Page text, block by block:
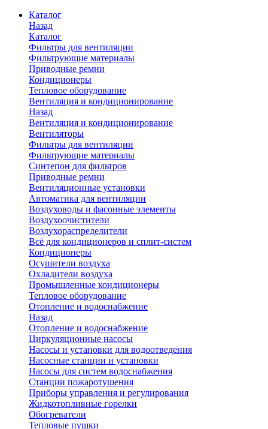
Каталог
Назад
Каталог
Фильтры для вентиляции
Фильтрующие материалы
Приводные ремни
Кондиционеры
Тепловое оборудование
Вентиляция и кондиционирование
Назад
Вентиляция и кондиционирование
Вентиляторы
Фильтры для вентиляции
Фильтрующие материалы
Синтепон для фильтров
Приводные ремни
Вентиляционные установки
Автоматика для вентиляции
Воздуховоды и фасонные элементы
Воздухоочистители
Воздухораспределители
Всё для кондиционеров и сплит-систем
Кондиционеры
Осушители воздуха
Охладители воздуха
Промышленные кондиционеры
Тепловое оборудование
Отопление и водоснабжение
Назад
Отопление и водоснабжение
Циркуляционные насосы
Насосы и установки для водоотведения
Насосные станции и установки
Насосы для систем водоснабжения
Станции пожаротушения
Приборы управления и регулирования
Жидкотопливные горелки
Обогреватели
Тепловые пушки